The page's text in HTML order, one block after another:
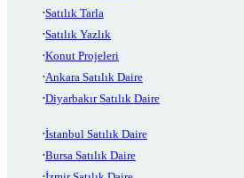
Satılık Tarla
Satılık Yazlık
Konut Projeleri
Ankara Satılık Daire
Diyarbakır Satılık Daire
İstanbul Satılık Daire
Bursa Satılık Daire